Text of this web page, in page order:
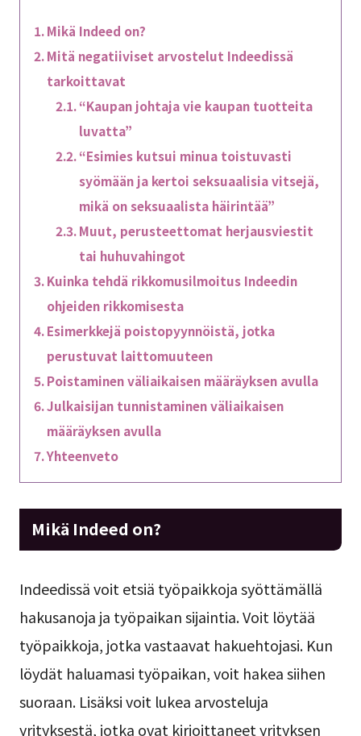
Mikä Indeed on?
Mitä negatiiviset arvostelut Indeedissä
tarkoittavat
“Kaupan johtaja vie kaupan tuotteita
luvatta”
“Esimies kutsui minua toistuvasti
syömään ja kertoi seksuaalisia vitsejä,
mikä on seksuaalista häirintää”
Muut, perusteettomat herjausviestit
tai huhuvahingot
Kuinka tehdä rikkomusilmoitus Indeedin
ohjeiden rikkomisesta
Esimerkkejä poistopyynnöistä, jotka
perustuvat laittomuuteen
Poistaminen väliaikaisen määräyksen avulla
Julkaisijan tunnistaminen väliaikaisen
määräyksen avulla
Yhteenveto
Mikä Indeed on?
Indeedissä voit etsiä työpaikkoja syöttämällä
hakusanoja ja työpaikan sijaintia. Voit löytää
työpaikkoja, jotka vastaavat hakuehtojasi. Kun
löydät haluamasi työpaikan, voit hakea siihen
suoraan. Lisäksi voit lukea arvosteluja
yrityksestä, jotka ovat kirjoittaneet yrityksen